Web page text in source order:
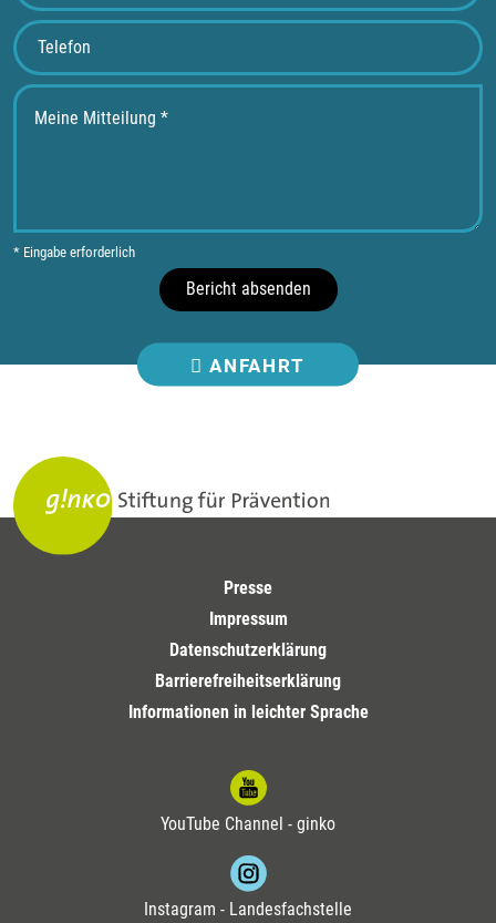
* Eingabe erforderlich
Bericht absenden
ANFAHRT
Presse
Impressum
Datenschutzerklärung
Barrierefreiheitserklärung
Informationen in leichter Sprache
YouTube Channel - ginko
Instagram - Landesfachstelle